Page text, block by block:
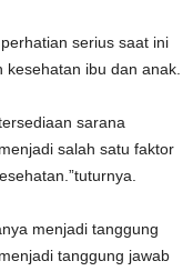
serius saat ini
ibu dan anak.
sarana
salah satu faktor
menjadi tanggung
tanggung jawab